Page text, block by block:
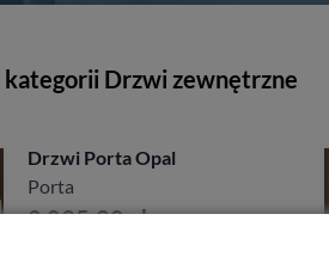
Drzwi zewnętrzne
Opal
zł